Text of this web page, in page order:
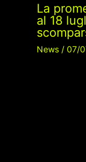
La
al 18
News/ 07/